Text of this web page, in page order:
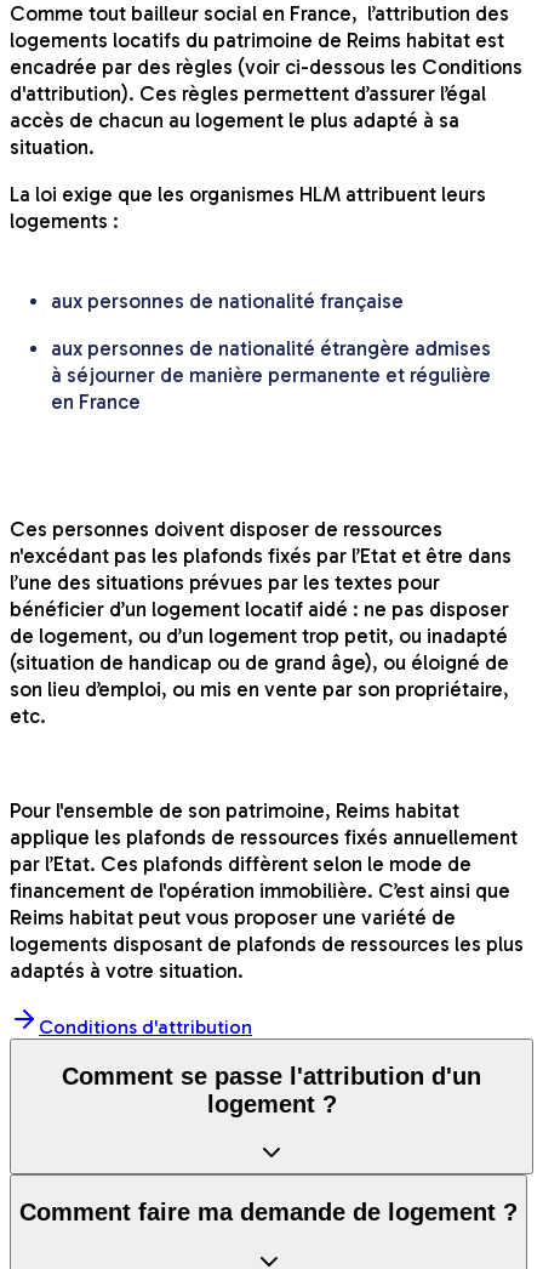
Comme tout bailleur social en France, l’attribution des
logements locatifs du patrimoine de Reims habitat est
encadrée par des règles (voir ci-dessous les Conditions
d'attribution). Ces règles permettent d’assurer l’égal
accès de chacun au logement le plus adapté à sa
situation.
La loi exige que les organismes HLM attribuent leurs
logements :
aux personnes de nationalité française
aux personnes de nationalité étrangère admises
à séjourner de manière permanente et régulière
en France
Ces personnes doivent disposer de ressources
n'excédant pas les plafonds fixés par l’Etat et être dans
l’une des situations prévues par les textes pour
bénéficier d’un logement locatif aidé : ne pas disposer
de logement, ou d’un logement trop petit, ou inadapté
(situation de handicap ou de grand âge), ou éloigné de
son lieu d’emploi, ou mis en vente par son propriétaire,
etc.
Pour l'ensemble de son patrimoine, Reims habitat
applique les plafonds de ressources fixés annuellement
par l’Etat. Ces plafonds diffèrent selon le mode de
financement de l'opération immobilière. C’est ainsi que
Reims habitat peut vous proposer une variété de
logements disposant de plafonds de ressources les plus
adaptés à votre situation.
Conditions d'attribution
Comment se passe l'attribution d'un
logement ?
Comment faire ma demande de logement ?